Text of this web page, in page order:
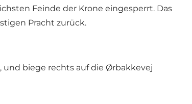
Feinde der Krone eingesperrt. Das
Pracht zurück.
und biege rechts auf die Ørbakkevej